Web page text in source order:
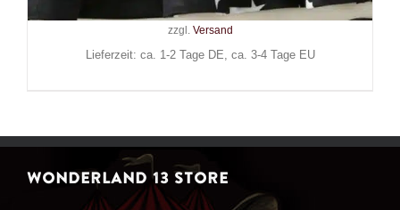
Inkl. MwSt.
zzgl. Versand
Lieferzeit: ca. 1-2 Tage DE, ca. 3-4 Tage EU
WONDERLAND 13 STORE